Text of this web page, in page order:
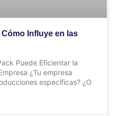
Influye en las
Puede Eficientar la
¿Tu empresa
específicas? ¿O